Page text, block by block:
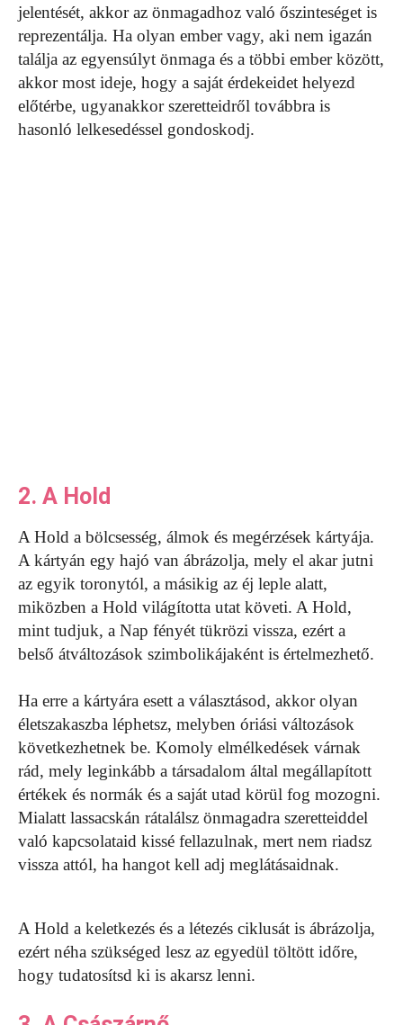
jelentését, akkor az önmagadhoz való őszinteséget is
reprezentálja. Ha olyan ember vagy, aki nem igazán
találja az egyensúlyt önmaga és a többi ember között,
akkor most ideje, hogy a saját érdekeidet helyezd
előtérbe, ugyanakkor szeretteidről továbbra is
hasonló lelkesedéssel gondoskodj.
2. A Hold
A Hold a bölcsesség, álmok és megérzések kártyája.
A kártyán egy hajó van ábrázolja, mely el akar jutni
az egyik toronytól, a másikig az éj leple alatt,
miközben a Hold világította utat követi. A Hold,
mint tudjuk, a Nap fényét tükrözi vissza, ezért a
belső átváltozások szimbolikájaként is értelmezhető.
Ha erre a kártyára esett a választásod, akkor olyan
életszakaszba léphetsz, melyben óriási változások
következhetnek be. Komoly elmélkedések várnak
rád, mely leginkább a társadalom által megállapított
értékek és normák és a saját utad körül fog mozogni.
Mialatt lassacskán rátalálsz önmagadra szeretteiddel
való kapcsolataid kissé fellazulnak, mert nem riadsz
vissza attól, ha hangot kell adj meglátásaidnak.
A Hold a keletkezés és a létezés ciklusát is ábrázolja,
ezért néha szükséged lesz az egyedül töltött időre,
hogy tudatosítsd ki is akarsz lenni.